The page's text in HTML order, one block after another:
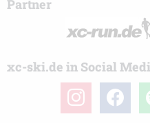
Partner
xc-ski.de in Social
instagramfacebook